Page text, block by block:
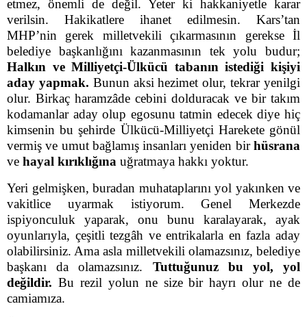
etmez, önemli de değil. Yeter ki hakkaniyetle karar
verilsin. Hakikatlere ihanet edilmesin. Kars’tan
MHP’nin gerek milletvekili çıkarmasının gerekse İl
belediye başkanlığını kazanmasının tek yolu budur;
Halkın ve Milliyetçi-Ülkücü tabanın istediği kişiyi
aday yapmak. Bunun aksi hezimet olur, tekrar yenilgi
olur. Birkaç haramzâde cebini dolduracak ve bir takım
kodamanlar aday olup egosunu tatmin edecek diye hiç
kimsenin bu şehirde Ülkücü-Milliyetçi Harekete gönül
vermiş ve umut bağlamış insanları yeniden birhüsrana
ve hayal kırıklığına uğratmaya hakkı yoktur.
Yeri gelmişken, buradan muhataplarını yol yakınken ve
vakitlice uyarmak istiyorum. Genel Merkezde
ispiyonculuk yaparak, onu bunu karalayarak, ayak
oyunlarıyla, çeşitli tezgâh ve entrikalarla en fazla aday
olabilirsiniz. Ama asla milletvekili olamazsınız, belediye
başkanı da olamazsınız. Tuttuğunuz bu yol, yol
değildir. Bu rezil yolun ne size bir hayrı olur ne de
camiamıza.